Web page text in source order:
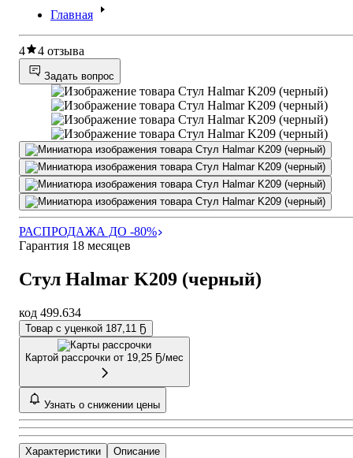
Главная
4 4 отзыва
Задать вопрос
РАСПРОДАЖА ДО -80%
Гарантия 18 месяцев
Стул Halmar K209 (черный)
код 499.634
Товар с уценкой 187,11 Ҕ
Картой рассрочки от 19,25 Ҕ/мес
Узнать о снижении цены
Характеристики Описание